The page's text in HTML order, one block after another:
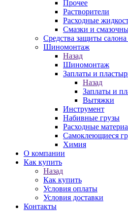
Прочее
Растворители
Расходные
Смазки и
Средства защиты
Шиномонтаж
Назад
Шиномонтаж
Заплаты и
Назад
Заплаты и
Вытяжки
Инструмент
Набивные грузы
Расходные
Самоклеющиеся
Химия
О компании
Как купить
Назад
Как купить
Условия оплаты
Условия доставки
Контакты